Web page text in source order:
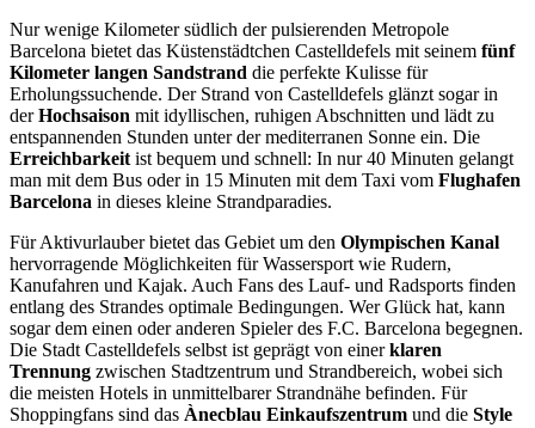
Nur wenige Kilometer südlich der pulsierenden Metropole
Barcelona bietet das Küstenstädtchen Castelldefels mit seinem fünf
Kilometer langen Sandstrand die perfekte Kulisse für
Erholungssuchende. Der Strand von Castelldefels glänzt sogar in
derHochsaison mit idyllischen, ruhigen Abschnitten und lädt zu
entspannenden Stunden unter der mediterranen Sonne ein. Die
Erreichbarkeit ist bequem und schnell: In nur 40 Minuten gelangt
man mit dem Bus oder in 15 Minuten mit dem Taxi vom Flughafen
Barcelona in dieses kleine Strandparadies.
Für Aktivurlauber bietet das Gebiet um den Olympischen Kanal
hervorragende Möglichkeiten für Wassersport wie Rudern,
Kanufahren und Kajak. Auch Fans des Lauf- und Radsports finden
entlang des Strandes optimale Bedingungen. Wer Glück hat, kann
sogar dem einen oder anderen Spieler des F.C. Barcelona begegnen.
Die Stadt Castelldefels selbst ist geprägt von einerklaren
Trennung zwischen Stadtzentrum und Strandbereich, wobei sich
die meisten Hotels in unmittelbarer Strandnähe befinden. Für
Shoppingfans sind das Ànecblau Einkaufszentrum und die Style